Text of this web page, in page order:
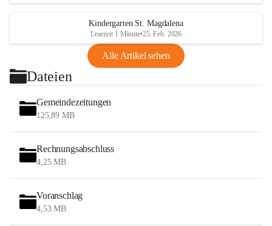
Kindergarten St. Magdalena
Lesezeit 1 Minute•25. Feb. 2026
Alle Artikel sehen
Dateien
Gemeindezeitungen
125,89 MB
Rechnungsabschluss
4,25 MB
Voranschlag
4,53 MB